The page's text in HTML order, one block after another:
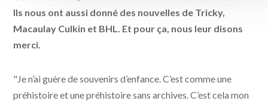
Ils nous ont aussi donné des nouvelles de Tricky,
Macaulay Culkin et BHL. Et pour ça, nous leur disons
merci.
"Je n’ai guère de souvenirs d’enfance. C’est comme une
préhistoire et une préhistoire sans archives. C’est cela mon